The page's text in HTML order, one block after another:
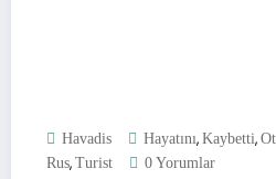
Havadis Hayatını, Kaybetti,
Rus, Turist 0 Yorumlar